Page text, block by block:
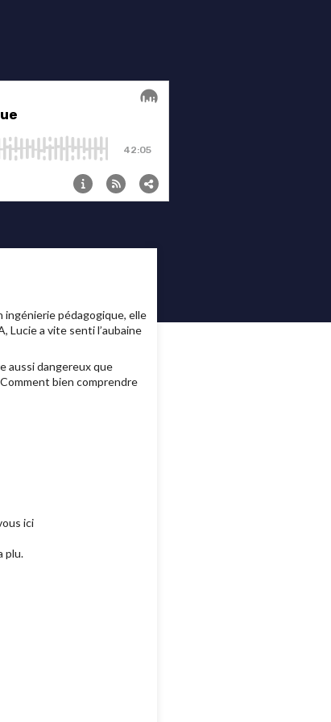
ingénierie pédagogique, elle
Lucie a vite senti l’aubaine
aussi dangereux que
bien comprendre
ici
plu.